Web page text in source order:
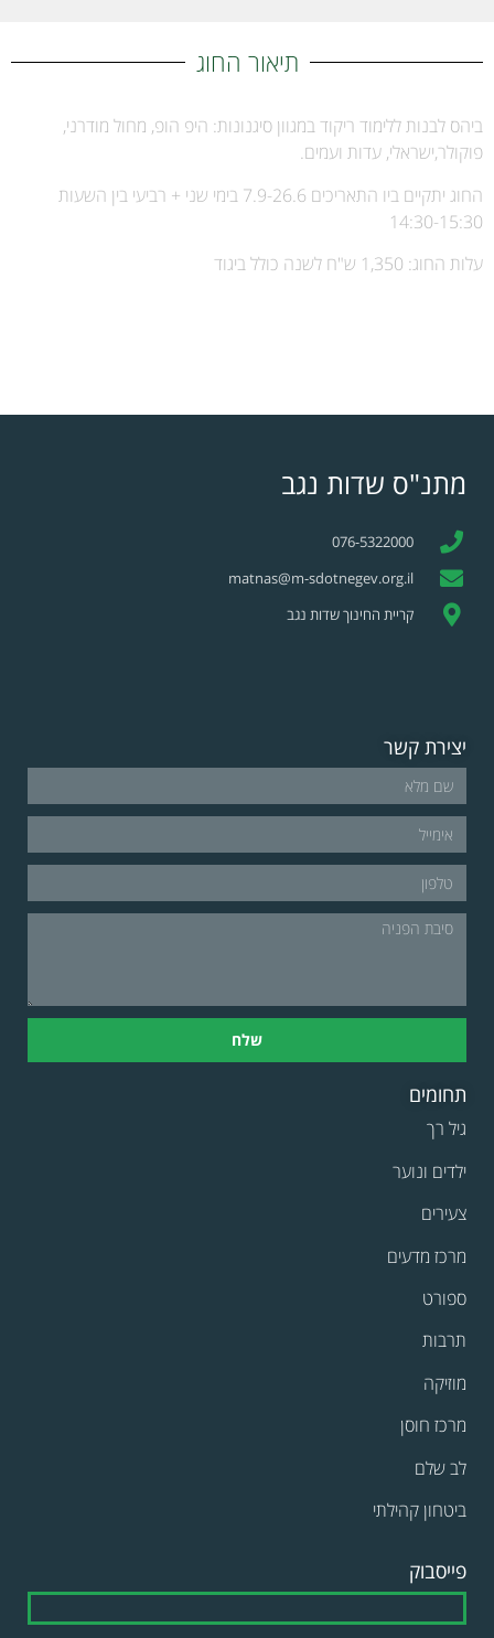
תיאור החוג
ביהס לבנות ללימוד ריקוד במגוון סיגנונות: היפ הופ, מחול מודרני,
פוקולר,ישראלי, עדות ועמים.
החוג יתקיים ביו התאריכים 7.9-26.6 בימי שני + רביעי בין השעות
14:30-15:30
עלות החוג: 1,350 ש"ח לשנה כולל ביגוד
מתנ"ס שדות נגב
076-5322000
matnas@m-sdotnegev.org.il
קריית החינוך שדות נגב
יצירת קשר
שלח
תחומים
גיל רך
ילדים ונוער
צעירים
מרכז מדעים
ספורט
תרבות
מוזיקה
מרכז חוסן
לב שלם
ביטחון קהילתי
פייסבוק